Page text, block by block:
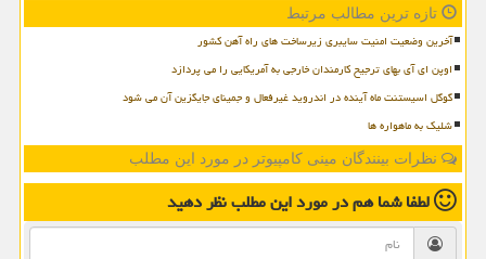
تازه ترین مطالب مرتبط
آخرین وضعیت امنیت سایبری زیرساخت های راه آهن کشور
اوپن ای آی بهای ترجیح کارمندان خارجی به آمریکایی را می پردازد
گوگل اسیستنت ماه آینده در اندروید غیرفعال و جمینای جایگزین آن می شود
شلیک به ماهواره ها
نظرات بینندگان مینی کامپیوتر در مورد این مطلب
لطفا شما همدر مورد این مطلبنظر دهید